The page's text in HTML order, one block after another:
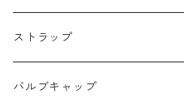
Dripper cycle
Ellum Bag Works
ドリンクバッグ
リアトップチューブバッグ
ストラップ
バルブキャップ